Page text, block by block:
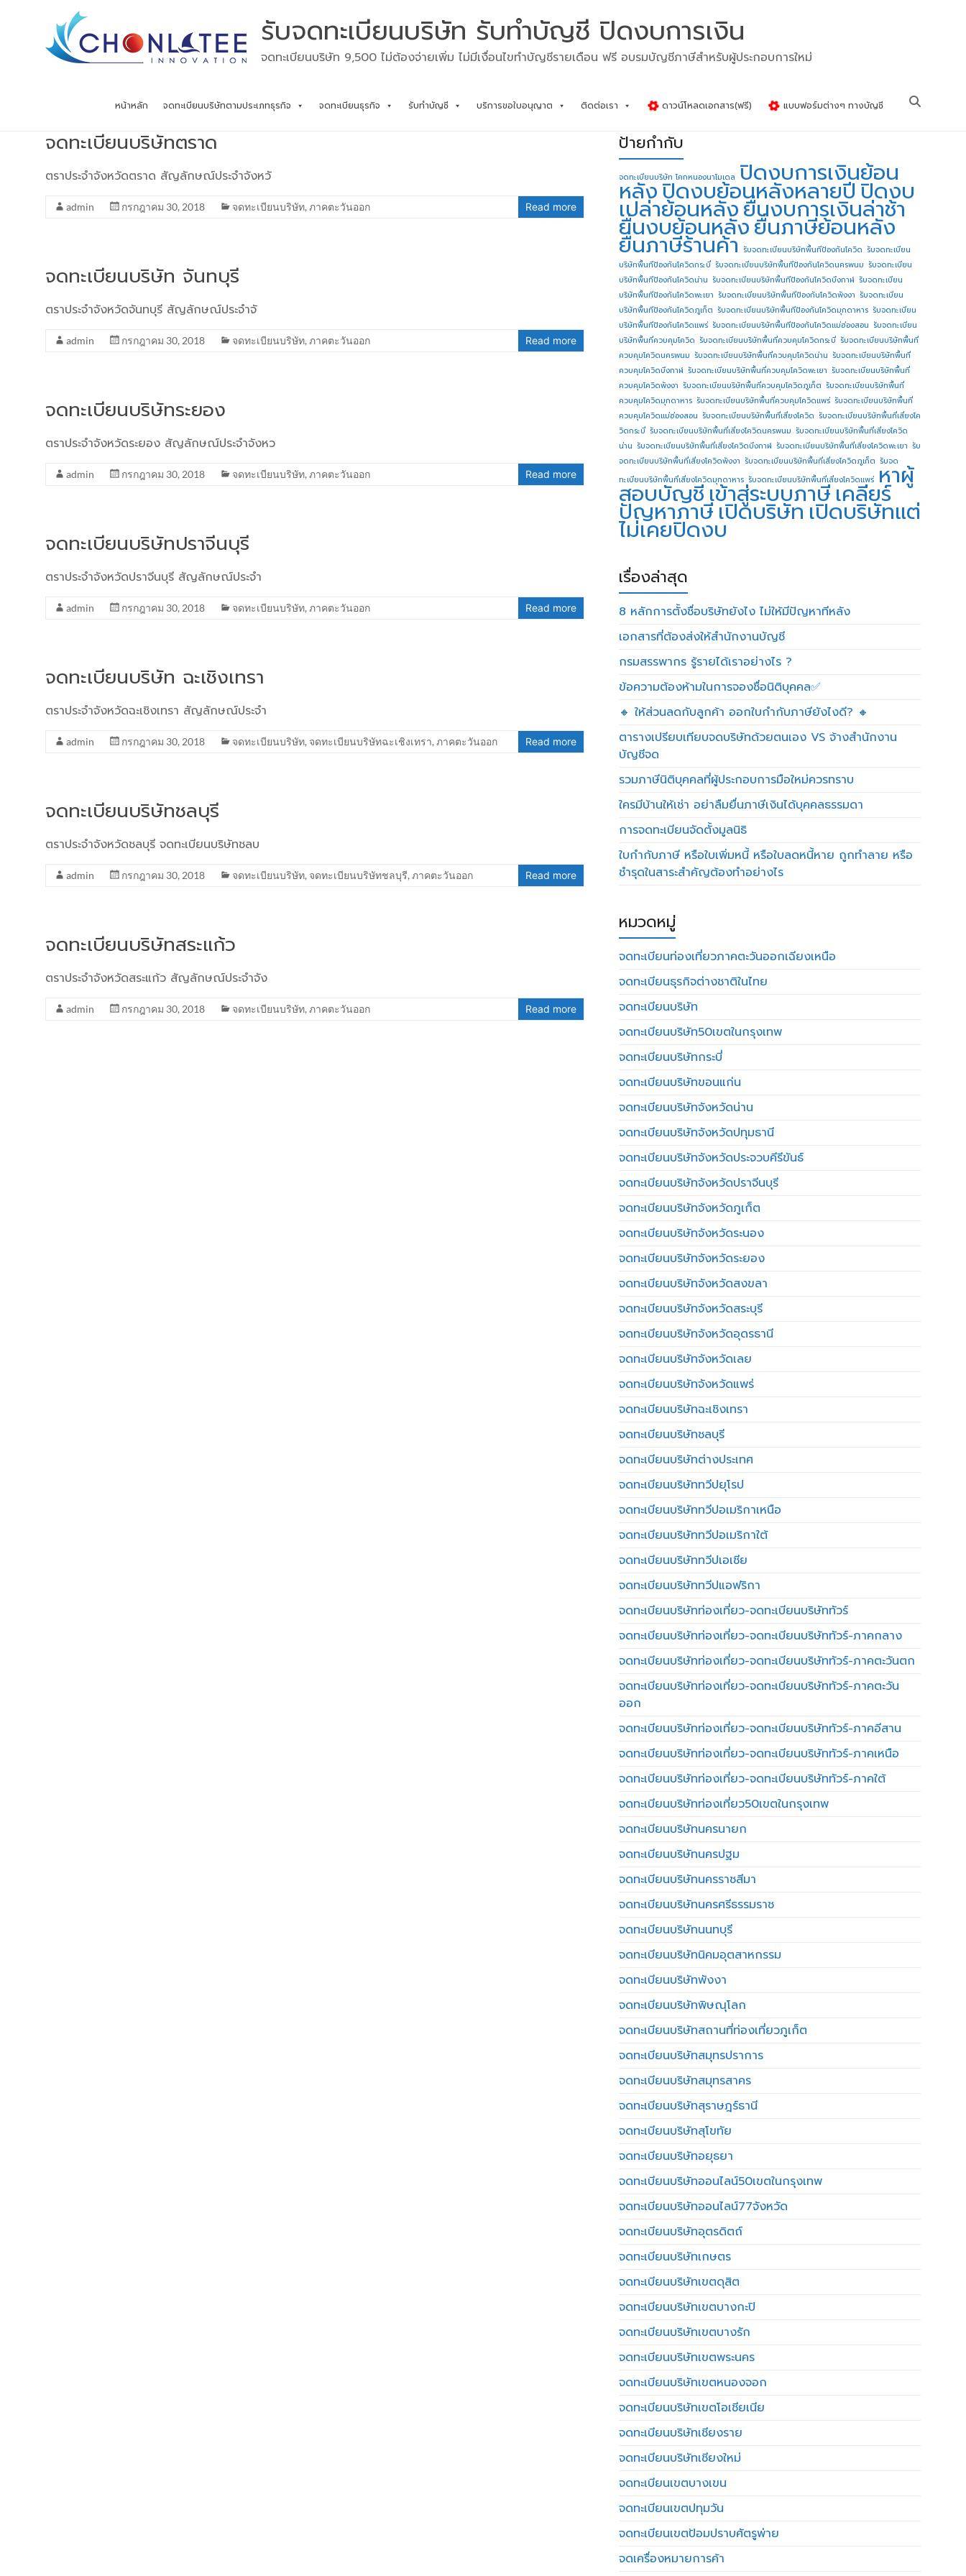
รับจดทะเบียนบริษัท รับทำบัญชี ปิดงบการเงิน
จดทะเบียนบริษัท 9,500 ไม่ต้องจ่ายเพิ่ม ไม่มีเงื่อนไขทำบัญชีรายเดือน ฟรี อบรมบัญชีภาษีสำหรับผู้ประกอบการใหม่
หน้าหลัก จดทะเบียนบริษัทตามประเภทธุรกิจ จดทะเบียนธุรกิจ รับทำบัญชี บริการขอใบอนุญาต ติดต่อเรา ดาวน์โหลดเอกสาร(ฟรี) แบบฟอร์มต่างๆ ทางบัญชี
จดทะเบียนบริษัทตราด
ตราประจำจังหวัดตราด สัญลักษณ์ประจำจังหวั
admin กรกฎาคม 30, 2018 จดทะเบียนบริษัท, ภาคตะวันออก Read more
จดทะเบียนบริษัท จันทบุรี
ตราประจำจังหวัดจันทบุรี สัญลักษณ์ประจำจั
admin กรกฎาคม 30, 2018 จดทะเบียนบริษัท, ภาคตะวันออก Read more
จดทะเบียนบริษัทระยอง
ตราประจำจังหวัดระยอง สัญลักษณ์ประจำจังหว
admin กรกฎาคม 30, 2018 จดทะเบียนบริษัท, ภาคตะวันออก Read more
จดทะเบียนบริษัทปราจีนบุรี
ตราประจำจังหวัดปราจีนบุรี สัญลักษณ์ประจำ
admin กรกฎาคม 30, 2018 จดทะเบียนบริษัท, ภาคตะวันออก Read more
จดทะเบียนบริษัท ฉะเชิงเทรา
ตราประจำจังหวัดฉะเชิงเทรา สัญลักษณ์ประจำ
admin กรกฎาคม 30, 2018 จดทะเบียนบริษัท, จดทะเบียนบริษัทฉะเชิงเทรา, ภาคตะวันออก Read more
จดทะเบียนบริษัทชลบุรี
ตราประจำจังหวัดชลบุรี จดทะเบียนบริษัทชลบ
admin กรกฎาคม 30, 2018 จดทะเบียนบริษัท, จดทะเบียนบริษัทชลบุรี, ภาคตะวันออก Read more
จดทะเบียนบริษัทสระแก้ว
ตราประจำจังหวัดสระแก้ว สัญลักษณ์ประจำจัง
admin กรกฎาคม 30, 2018 จดทะเบียนบริษัท, ภาคตะวันออก Read more
ป้ายกำกับ
จดทะเบียนบริษัท โคกหนองนาโมเดล ปิดงบการเงินย้อน
หลังปิดงบย้อนหลังหลายปี ปิดงบ
เปล่าย้อนหลังยื่นงบการเงินล่าช้า
ยื่นงบย้อนหลังยื่นภาษีย้อนหลัง
ยื่นภาษีร้านค้า รับจดทะเบียนบริษัทพื้นทีป้องกันโควิด รับจดทะเบียน
บริษัทพื้นทีป้องกันโควิดกระบี่ รับจดทะเบียนบริษัทพื้นทีป้องกันโควิดนครพนม รับจดทะเบียน
บริษัทพื้นทีป้องกันโควิดน่าน รับจดทะเบียนบริษัทพื้นทีป้องกันโควิดบึงกาฬ รับจดทะเบียน
บริษัทพื้นทีป้องกันโควิดพะเยา รับจดทะเบียนบริษัทพื้นทีป้องกันโควิดพังงา รับจดทะเบียน
บริษัทพื้นทีป้องกันโควิดภูเก็ต รับจดทะเบียนบริษัทพื้นทีป้องกันโควิดมุกดาหาร รับจดทะเบียน
บริษัทพื้นทีป้องกันโควิดแพร่ รับจดทะเบียนบริษัทพื้นทีป้องกันโควิดแม่ฮ่องสอน รับจดทะเบียน
บริษัทพื้นที่ควบคุมโควิด รับจดทะเบียนบริษัทพื้นที่ควบคุมโควิดกระบี่ รับจดทะเบียนบริษัทพื้นที่
ควบคุมโควิดนครพนม รับจดทะเบียนบริษัทพื้นที่ควบคุมโควิดน่าน รับจดทะเบียนบริษัทพื้นที่
ควบคุมโควิดบึงกาฬ รับจดทะเบียนบริษัทพื้นที่ควบคุมโควิดพะเยา รับจดทะเบียนบริษัทพื้นที่
ควบคุมโควิดพังงา รับจดทะเบียนบริษัทพื้นที่ควบคุมโควิดภูเก็ต รับจดทะเบียนบริษัทพื้นที่
ควบคุมโควิดมุกดาหาร รับจดทะเบียนบริษัทพื้นที่ควบคุมโควิดแพร่ รับจดทะเบียนบริษัทพื้นที่
ควบคุมโควิดแม่ฮ่องสอน รับจดทะเบียนบริษัทพื้นที่เสี่ยงโควิด รับจดทะเบียนบริษัทพื้นที่เสี่ยงโค
วิดกระบี่ รับจดทะเบียนบริษัทพื้นที่เสี่ยงโควิดนครพนม รับจดทะเบียนบริษัทพื้นที่เสี่ยงโควิด
น่าน รับจดทะเบียนบริษัทพื้นที่เสี่ยงโควิดบึงกาฬ รับจดทะเบียนบริษัทพื้นที่เสี่ยงโควิดพะเยา รับ
จดทะเบียนบริษัทพื้นที่เสี่ยงโควิดพังงา รับจดทะเบียนบริษัทพื้นที่เสี่ยงโควิดภูเก็ต รับจด
ทะเบียนบริษัทพื้นที่เสี่ยงโควิดมุกดาหาร รับจดทะเบียนบริษัทพื้นที่เสี่ยงโควิดแพร่ หาผู้
สอบบัญชี เข้าสู่ระบบภาษี เคลียร์
ปัญหาภาษีเปิดบริษัทเปิดบริษัทแต่
ไม่เคยปิดงบ
เรื่องล่าสุด
8 หลักการตั้งชื่อบริษัทยังไง ไม่ให้มีปัญหาทีหลัง
เอกสารที่ต้องส่งให้สำนักงานบัญชี
กรมสรรพากร รู้รายได้เราอย่างไร ?
ข้อความต้องห้ามในการจองชื่อนิติบุคคล✅
🔸 ให้ส่วนลดกับลูกค้า ออกใบกำกับภาษียังไงดี? 🔸
ตารางเปรียบเทียบจดบริษัทด้วยตนเอง VS จ้างสำนักงาน
บัญชีจด
รวมภาษีนิติบุคคลที่ผู้ประกอบการมือใหม่ควรทราบ
ใครมีบ้านให้เช่า อย่าลืมยื่นภาษีเงินได้บุคคลธรรมดา
การจดทะเบียนจัดตั้งมูลนิธิ
ใบกำกับภาษี หรือใบเพิ่มหนี้ หรือใบลดหนี้หาย ถูกทำลาย หรือ
ชำรุดในสาระสำคัญต้องทำอย่างไร
หมวดหมู่
จดทะเบียนท่องเที่ยวภาคตะวันออกเฉียงเหนือ
จดทะเบียนธุรกิจต่างชาติในไทย
จดทะเบียนบริษัท
จดทะเบียนบริษัท50เขตในกรุงเทพ
จดทะเบียนบริษัทกระบี่
จดทะเบียนบริษัทขอนแก่น
จดทะเบียนบริษัทจังหวัดน่าน
จดทะเบียนบริษัทจังหวัดปทุมธานี
จดทะเบียนบริษัทจังหวัดประจวบคีรีขันธ์
จดทะเบียนบริษัทจังหวัดปราจีนบุรี
จดทะเบียนบริษัทจังหวัดภูเก็ต
จดทะเบียนบริษัทจังหวัดระนอง
จดทะเบียนบริษัทจังหวัดระยอง
จดทะเบียนบริษัทจังหวัดสงขลา
จดทะเบียนบริษัทจังหวัดสระบุรี
จดทะเบียนบริษัทจังหวัดอุดรธานี
จดทะเบียนบริษัทจังหวัดเลย
จดทะเบียนบริษัทจังหวัดแพร่
จดทะเบียนบริษัทฉะเชิงเทรา
จดทะเบียนบริษัทชลบุรี
จดทะเบียนบริษัทต่างประเทศ
จดทะเบียนบริษัททวีปยุโรป
จดทะเบียนบริษัททวีปอเมริกาเหนือ
จดทะเบียนบริษัททวีปอเมริกาใต้
จดทะเบียนบริษัททวีปเอเชีย
จดทะเบียนบริษัททวีปแอฟริกา
จดทะเบียนบริษัทท่องเที่ยว-จดทะเบียนบริษัททัวร์
จดทะเบียนบริษัทท่องเที่ยว-จดทะเบียนบริษัททัวร์-ภาคกลาง
จดทะเบียนบริษัทท่องเที่ยว-จดทะเบียนบริษัททัวร์-ภาคตะวันตก
จดทะเบียนบริษัทท่องเที่ยว-จดทะเบียนบริษัททัวร์-ภาคตะวัน
ออก
จดทะเบียนบริษัทท่องเที่ยว-จดทะเบียนบริษัททัวร์-ภาคอีสาน
จดทะเบียนบริษัทท่องเที่ยว-จดทะเบียนบริษัททัวร์-ภาคเหนือ
จดทะเบียนบริษัทท่องเที่ยว-จดทะเบียนบริษัททัวร์-ภาคใต้
จดทะเบียนบริษัทท่องเที่ยว50เขตในกรุงเทพ
จดทะเบียนบริษัทนครนายก
จดทะเบียนบริษัทนครปฐม
จดทะเบียนบริษัทนครราชสีมา
จดทะเบียนบริษัทนครศรีธรรมราช
จดทะเบียนบริษัทนนทบุรี
จดทะเบียนบริษัทนิคมอุตสาหกรรม
จดทะเบียนบริษัทพังงา
จดทะเบียนบริษัทพิษณุโลก
จดทะเบียนบริษัทสถานที่ท่องเที่ยวภูเก็ต
จดทะเบียนบริษัทสมุทรปราการ
จดทะเบียนบริษัทสมุทรสาคร
จดทะเบียนบริษัทสุราษฎร์ธานี
จดทะเบียนบริษัทสุโขทัย
จดทะเบียนบริษัทอยุธยา
จดทะเบียนบริษัทออนไลน์50เขตในกรุงเทพ
จดทะเบียนบริษัทออนไลน์77จังหวัด
จดทะเบียนบริษัทอุตรดิตถ์
จดทะเบียนบริษัทเกษตร
จดทะเบียนบริษัทเขตดุสิต
จดทะเบียนบริษัทเขตบางกะปิ
จดทะเบียนบริษัทเขตบางรัก
จดทะเบียนบริษัทเขตพระนคร
จดทะเบียนบริษัทเขตหนองจอก
จดทะเบียนบริษัทเขตโอเชียเนีย
จดทะเบียนบริษัทเชียงราย
จดทะเบียนบริษัทเชียงใหม่
จดทะเบียนเขตบางเขน
จดทะเบียนเขตปทุมวัน
จดทะเบียนเขตป้อมปราบศัตรูพ่าย
จดเครื่องหมายการค้า